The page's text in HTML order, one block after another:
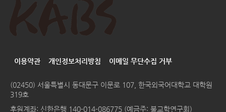
이용약관 개인정보처리방침 이메일 무단수집 거부
(02450) 서울특별시 동대문구 이문로 107, 한국외국어대학교 대학원
319호
후원계좌: 신한은행 140-014-086775 (예금주: 불교학연구회)